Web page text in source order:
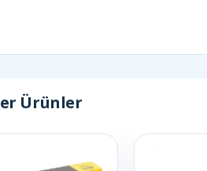
Ürünler